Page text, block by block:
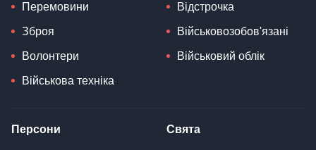
Перемовини
Зброя
Волонтери
Військова техніка
Відстрочка
Військовозобов'язані
Військовий облік
Персони Свята